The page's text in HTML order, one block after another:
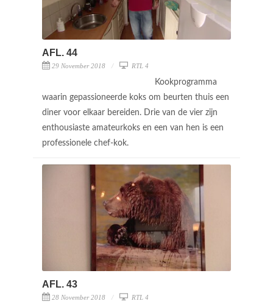
AFL. 44
29 November 2018 RTL 4
Kookprogramma
waarin gepassioneerde koks om beurten thuis een
diner voor elkaar bereiden. Drie van de vier zijn
enthousiaste amateurkoks en een van hen is een
professionele chef-kok.
AFL. 43
28 November 2018 RTL 4